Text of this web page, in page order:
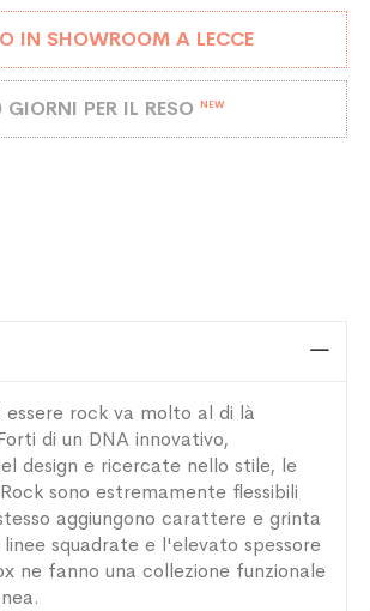
IN SHOWROOM A LECCE
PER IL RESO NEW
essere rock va molto al di là
di un DNA innovativo,
design e ricercate nello stile, le
sono estremamente flessibili
aggiungono carattere e grinta
squadrate e l'elevato spessore
ne fanno una collezione funzionale